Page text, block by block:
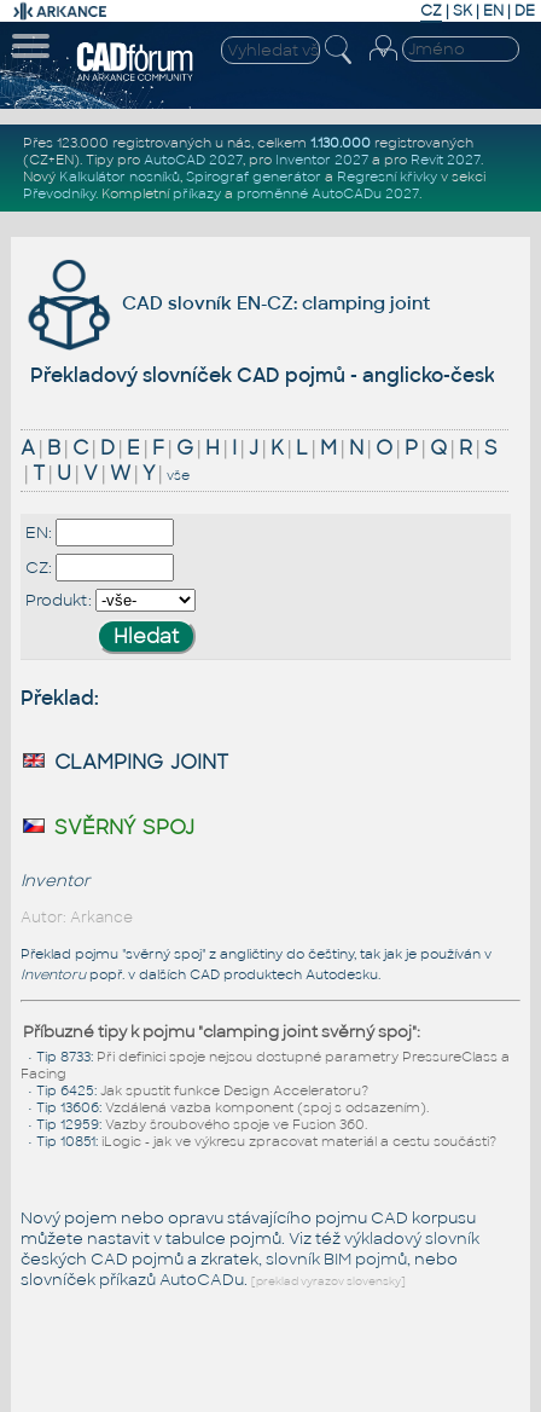
CZ | SK| EN | DE
Přes 123.000 registrovaných u nás, celkem 1.130.000registrovaných
(CZ+EN). Tipy pro AutoCAD 2027, pro Inventor 2027a pro Revit 2027.
Nový Kalkulátor nosníků, Spirograf generátor a Regresní křivkyv sekci
Převodníky. Kompletní příkazya proměnné AutoCADu 2027.
CAD slovník EN-CZ: clamping joint
Překladový slovníček CAD pojmů - anglicko-český
A| B| C| D| E | F| G| H | I| J| K| L| M| N| O| P| Q| R| S
| T| U | V| W| Y| vše
EN:
CZ:
Produkt:
Překlad:
clamping joint
svěrný spoj
Inventor
Autor: Arkance
Překlad pojmu "svěrný spoj" z angličtiny do češtiny, tak jak je používán v
Inventorupopř. v dalších CAD produktech Autodesku.
Příbuzné tipy k pojmu "clamping joint svěrný spoj":
• Tip 8733: Při definici spoje nejsou dostupné parametry PressureClass a
Facing
• Tip 6425: Jak spustit funkce Design Acceleratoru?
• Tip 13606: Vzdálená vazba komponent (spoj s odsazením).
• Tip 12959: Vazby šroubového spoje ve Fusion 360.
• Tip 10851: iLogic - jak ve výkresu zpracovat materiál a cestu součásti?
Nový pojem nebo opravu stávajícího pojmu CAD korpusu
můžete nastavit v tabulce pojmů. Viz téžvýkladový slovník
českých CAD pojmů a zkratek,slovník BIM pojmů, nebo
slovníček příkazů AutoCADu. [preklad vyrazov slovensky]